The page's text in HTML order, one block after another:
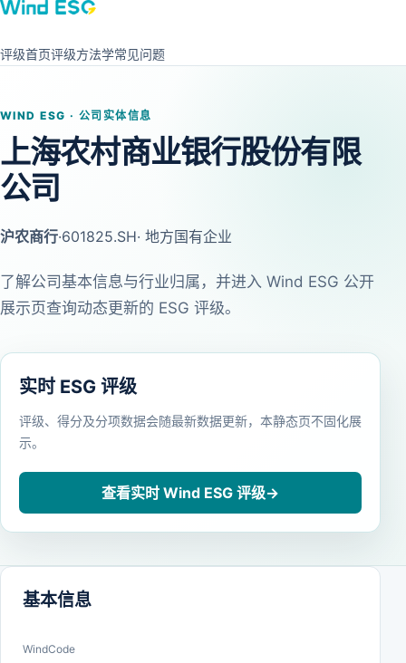
评级首页评级方法学常见问题
WIND ESG · 公司实体信息
上海农村商业银行股份有限
公司
沪农商行·601825.SH· 地方国有企业
了解公司基本信息与行业归属，并进入 Wind ESG 公开
展示页查询动态更新的 ESG 评级。
实时 ESG 评级
评级、得分及分项数据会随最新数据更新，本静态页不固化展
示。
查看实时 Wind ESG 评级→
基本信息
WindCode